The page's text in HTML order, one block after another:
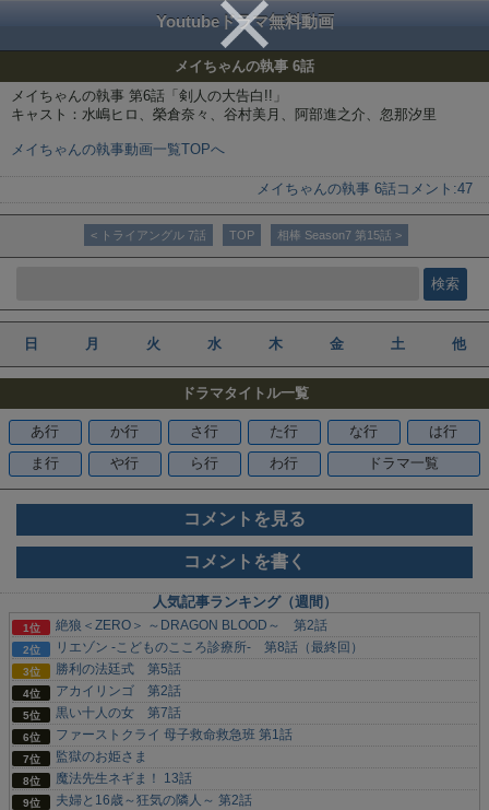
Youtubeドラマ無料動画
メイちゃんの執事 6話
メイちゃんの執事 第6話「剣人の大告白!!」
キャスト：水嶋ヒロ、榮倉奈々、谷村美月、阿部進之介、忽那汐里
メイちゃんの執事動画一覧TOPへ
メイちゃんの執事 6話 コメント:47
< トライアングル 7話 TOP 相棒 Season7 第15話 >
日 月 火 水 木 金 土 他
ドラマタイトル一覧
あ行 か行 さ行 た行 な行
は行
ま行
や行 ら行 わ行 ドラマ一覧
コメントを見る
コメントを書く
人気記事ランキング（週間）
絶狼＜ZERO＞ ～DRAGON BLOOD～ 第2話
リエゾン -こどものこころ診療所- 第8話（最終回）
勝利の法廷式 第5話
アカイリンゴ 第2話
黒い十人の女 第7話
ファーストクライ 母子救命救急班 第1話
監獄のお姫さま
魔法先生ネギま！ 13話
夫婦と16歳～狂気の隣人～ 第2話